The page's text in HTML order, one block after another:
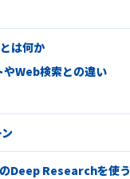
は何か
やWeb検索との違い
Deep Researchを使う